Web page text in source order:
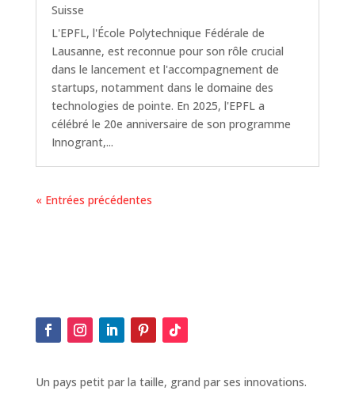
Suisse
L'EPFL, l'École Polytechnique Fédérale de
Lausanne, est reconnue pour son rôle crucial
dans le lancement et l'accompagnement de
startups, notamment dans le domaine des
technologies de pointe. En 2025, l'EPFL a
célébré le 20e anniversaire de son programme
Innogrant,...
« Entrées précédentes
Un pays petit par la taille, grand par ses innovations.